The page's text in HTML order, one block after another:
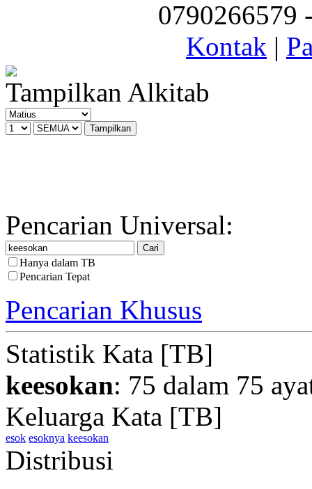
0790266579
Kontak |
Tampilkan Alkitab
Pencarian Universal:
Hanya dalam TB
Pencarian Tepat
Pencarian Khusus
Statistik Kata [TB]
keesokan: 75 dalam 75
Keluarga Kata [TB]
esok esoknya keesokan
Distribusi